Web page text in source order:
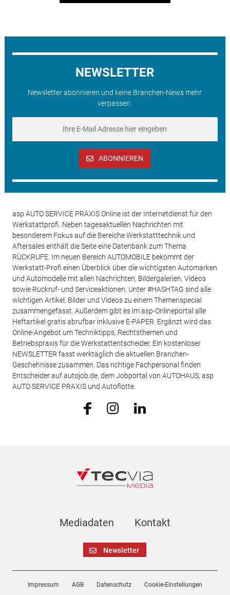
NEWSLETTER
Newsletter abonnieren und keine Branchen-News mehr
verpassen.
ABONNIEREN
asp AUTO SERVICE PRAXIS Online ist der Internetdienst für den
Werkstattprofi. Neben tagesaktuellen Nachrichten mit
besonderem Fokus auf die Bereiche Werkstatttechnik und
Aftersales enthält die Seite eine Datenbank zum Thema
RÜCKRUFE. Im neuen Bereich AUTOMOBILE bekommt der
Werkstatt-Profi einen Überblick über die wichtigsten Automarken
und Automodelle mit allen Nachrichten, Bildergalerien, Videos
sowie Rückruf- und Serviceaktionen. Unter #HASHTAG sind alle
wichtigen Artikel, Bilder und Videos zu einem Themenspecial
zusammengefasst. Außerdem gibt es im asp-Onlineportal alle
Heftartikel gratis abrufbar inklusive E-PAPER. Ergänzt wird das
Online-Angebot um Techniktipps, Rechtsthemen und
Betriebspraxis für die Werkstattentscheider. Ein kostenloser
NEWSLETTER fasst werktäglich die aktuellen Branchen-
Geschehnisse zusammen. Das richtige Fachpersonal finden
Entscheider auf autojob.de, dem Jobportal von AUTOHAUS, asp
AUTO SERVICE PRAXIS und Autoflotte.
Mediadaten Kontakt
Newsletter
Impressum AGB Datenschutz Cookie-Einstellungen